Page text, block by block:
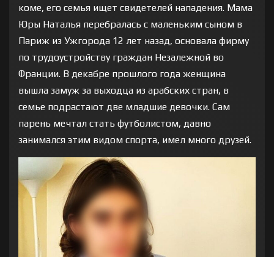
коме, его семья ищет свидетелей нападения. Мама
Юры Наталья перебралась с маленьким сыном в
Париж из Ужгорода 12 лет назад, основала фирму
по трудоустройству граждан Незалежной во
Франции. В декабре прошлого года женщина
вышла замуж за выходца из арабских стран, в
семье подрастают две младшие девочки. Сам
парень мечтал стать футболистом, давно
занимался этим видом спорта, имел много друзей.